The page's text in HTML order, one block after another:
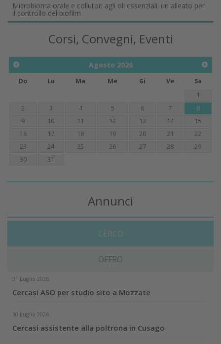
Microbioma orale e collutori agli oli essenziali: un alleato per
il controllo del biofilm
Corsi, Convegni, Eventi
Agosto 2026
Do Lu Ma Me Gi Ve
Sa
1
2
3 4 5 6 7
8
9
10 11 12 13 14
15
16
17 18 19 20 21
22
23
24 25 26 27 28
29
30
31
Annunci
CERCO
OFFRO
31 Luglio 2026
Cercasi ASO per studio sito a Mozzate
30 Luglio 2026
Cercasi assistente alla poltrona in Cusago